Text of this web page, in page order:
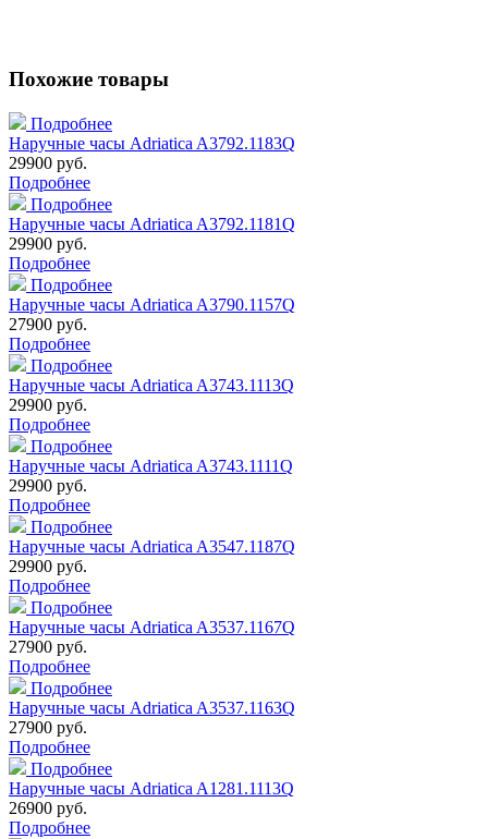
Похожие товары
Подробнее
Наручные часы Adriatica A3792.1183Q
29900 руб.
Подробнее
Подробнее
Наручные часы Adriatica A3792.1181Q
29900 руб.
Подробнее
Подробнее
Наручные часы Adriatica A3790.1157Q
27900 руб.
Подробнее
Подробнее
Наручные часы Adriatica A3743.1113Q
29900 руб.
Подробнее
Подробнее
Наручные часы Adriatica A3743.1111Q
29900 руб.
Подробнее
Подробнее
Наручные часы Adriatica A3547.1187Q
29900 руб.
Подробнее
Подробнее
Наручные часы Adriatica A3537.1167Q
27900 руб.
Подробнее
Подробнее
Наручные часы Adriatica A3537.1163Q
27900 руб.
Подробнее
Подробнее
Наручные часы Adriatica A1281.1113Q
26900 руб.
Подробнее